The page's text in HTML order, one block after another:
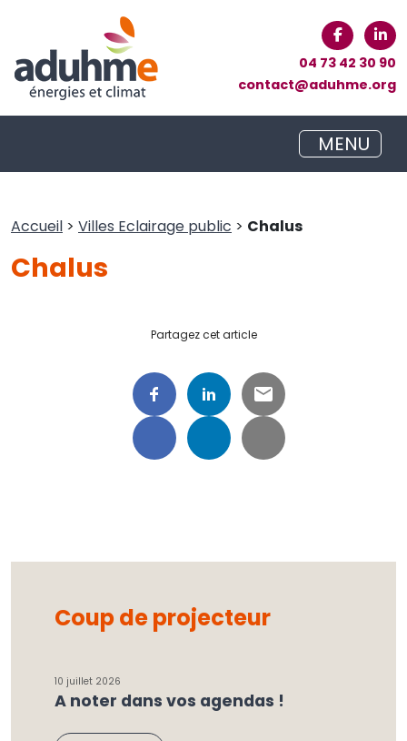
04 73 42 30 90
contact@aduhme.org
MENU
Accueil > Villes Eclairage public > Chalus
Chalus
Partagez cet article
Coup de projecteur
10 juillet 2026
A noter dans vos agendas !